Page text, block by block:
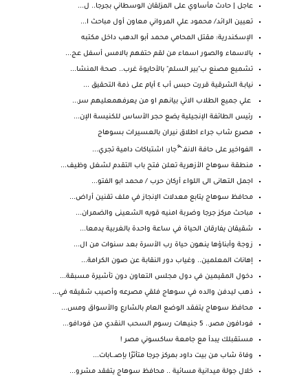
عاجل | حادث مأساوي على المزلقان الوسطاني بجرجا.. ل...
تعيين الرائد/ محمود علي المرواني معاون أول مباحث ا...
الإسكندرية: مقتل المحامي محمد أبو الدهب داخل مكتبه
بالاسماء والصور اسماء من لقم حتفهم بالامس أسفل عج...
تشميع مصنع ب"بير السلم" بالأحايوة غرب.. صحة المنشا...
نيابـة الشرقية قررت حبس أب ٤ أيام على ذمة التحقيق ...
علي جميع الطلاب الاتي بيانهم او من يعرفهمعليهم سر...
رئيس الطائفة الإنجيلية يضع حجر الأساس للكنيسة الإن...
مصرع شاب جراء اطلاق نيران بالعسيرات بسوهاج
الفواخير على حافة الانفـ^ْجار: اشتباكات دامية تجري...
منطقة سوهاج الأزهرية تعلن فتح باب التقدم لشغل وظيف...
اجمل التهانى الى اللواء أركان حرب / محمد ابو الفتو...
محافظ سوهاج يتابع معدلات الإنجاز في ملف تقنين أراض...
مباحث مركز جرجا وضربة امنيه قويه الشعينى والضمران...
شقيقان يفارقان الحياة في ساعة واحدة بالغربية يدمعا...
زوجة وأبناؤها ينهون حياة رب الأسرة بعد سنوات من ال...
إهانات المعلمين.. وغياب دور النقابة عن صون الكرامة...
دخول المقيمين في دول مجلس التعاون دون تأشيرة مسبقة...
ذهب ليدفن والده في سوهاج فلقي مصرعه وأصيب شقيقه في...
محافظ سوهاج يتفقد الوضع العام بالشارع والأسواق ومس...
فودافون مصر.. 5 جنيهات رسوم السحب النقدي من فودافو...
مستقبلك يبدأ مع جامعة ساكسوني مصر !
وفاة شاب من بيت داود بمركز جرجا متأثرًا بإصـ.ـابات...
خلال جولة ميدانية مسائية .. محافظ سوهاج يتفقد مشرو...